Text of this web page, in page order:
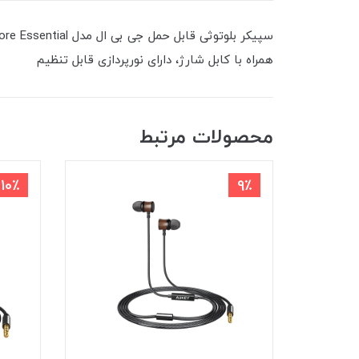
همراه با کابل شارژ، دارای نورپردازی قابل تنظیم
محصولات مرتبط
9٪ 10٪